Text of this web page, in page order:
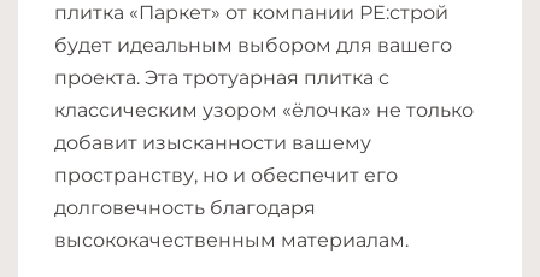
плитка «Паркет» от компании РЕ:строй
будет идеальным выбором для вашего
проекта. Эта тротуарная плитка с
классическим узором «ёлочка» не только
добавит изысканности вашему
пространству, но и обеспечит его
долговечность благодаря
высококачественным материалам.